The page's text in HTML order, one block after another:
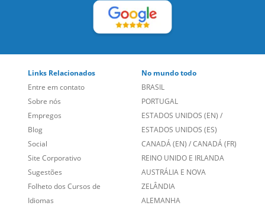
Links Relacionados
Entre em contato
Sobre nós
Empregos
Blog
Social
Site Corporativo
Sugestões
No mundo todo
BRASIL
PORTUGAL
ESTADOS UNIDOS (EN)/
ESTADOS UNIDOS (ES)
CANADÁ (EN) /CANADÁ (FR)
REINO UNIDO E IRLANDA
AUSTRÁLIA E NOVA